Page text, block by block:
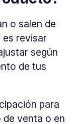
o salen de
es revisar
según
de tus
para
de venta o en